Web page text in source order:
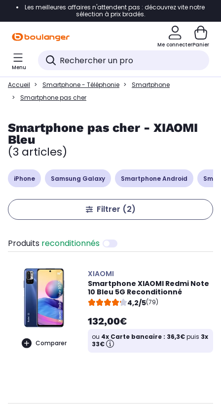
Accéder directement à la navigation
Accéder directement à la liste des produits
Accéder directement au contenu
Accéder directement au pied de page
Accéder directement au chatbot
Les meilleures affaires n'attendent pas : découvrez vite notre
sélection à prix bradés.
Me connecterPanier
Menu
Accueil Smartphone - Téléphonie
Smartphone
Smartphone pas cher
Smartphone pas cher - XIAOMI
Bleu
(3 articles)
iPhone Samsung Galaxy Smartphone Android
Filtrer (2)
Produits reconditionnés
Comparer
XIAOMI
Smartphone XIAOMI Redmi Note
10 Bleu 5G Reconditionné
4,2/5(79)
132,00€
ou 4x Carte bancaire : 36,3€puis 3x
33€